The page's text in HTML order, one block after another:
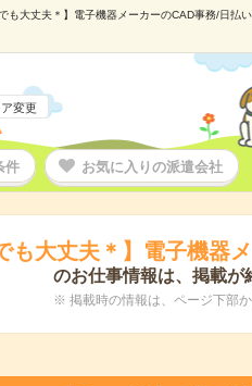
でも大丈夫＊】電子機器メーカーのCAD事務/日
変更
件 お気に入りの派遣会社
も大丈夫＊】電子機器
のお仕事情報は、掲載が
※ 掲載時の情報は、ページ下部か